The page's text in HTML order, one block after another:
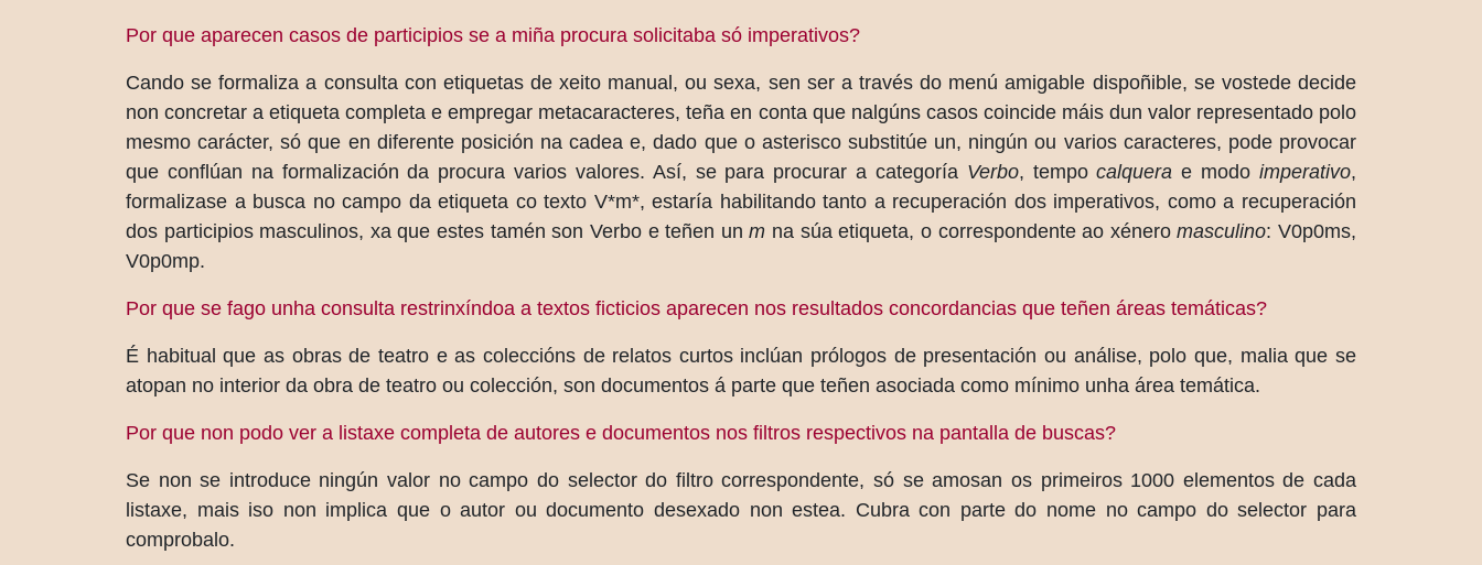
Por que aparecen casos de participios se a miña procura solicitaba só imperativos?
Cando se formaliza a consulta con etiquetas de xeito manual, ou sexa, sen ser a través do menú amigable dispoñible, se vostede decide
non concretar a etiqueta completa e empregar metacaracteres, teña en conta que nalgúns casos coincide máis dun valor representado polo
mesmo carácter, só que en diferente posición na cadea e, dado que o asterisco substitúe un, ningún ou varios caracteres, pode provocar
que conflúan na formalización da procura varios valores. Así, se para procurar a categoría Verbo, tempocalquera e modoimperativo,
formalizase a busca no campo da etiqueta co texto V*m*, estaría habilitando tanto a recuperación dos imperativos, como a recuperación
dos participios masculinos, xa que estes tamén son Verbo e teñen unm na súa etiqueta, o correspondente ao xéneromasculino: V0p0ms,
V0p0mp.
Por que se fago unha consulta restrinxíndoa a textos ficticios aparecen nos resultados concordancias que teñen áreas temáticas?
É habitual que as obras de teatro e as coleccións de relatos curtos inclúan prólogos de presentación ou análise, polo que, malia que se
atopan no interior da obra de teatro ou colección, son documentos á parte que teñen asociada como mínimo unha área temática.
Por que non podo ver a listaxe completa de autores e documentos nos filtros respectivos na pantalla de buscas?
Se non se introduce ningún valor no campo do selector do filtro correspondente, só se amosan os primeiros 1000 elementos de cada
listaxe, mais iso non implica que o autor ou documento desexado non estea. Cubra con parte do nome no campo do selector para
comprobalo.